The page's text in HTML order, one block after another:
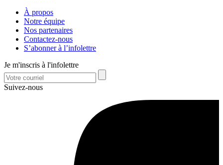
À propos
Notre équipe
Nos partenaires
Contactez-nous
S’abonner à l’infolettre
Je m'inscris à l'infolettre
Suivez-nous